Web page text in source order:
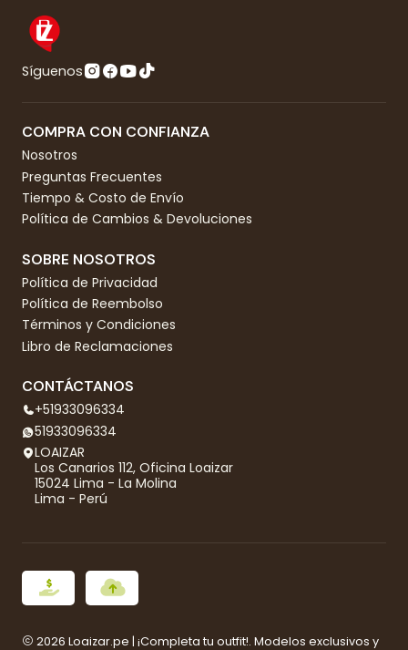
Síguenos
COMPRA CON CONFIANZA
Nosotros
Preguntas Frecuentes
Tiempo & Costo de Envío
Política de Cambios & Devoluciones
SOBRE NOSOTROS
Política de Privacidad
Política de Reembolso
Términos y Condiciones
Libro de Reclamaciones
CONTÁCTANOS
+51933096334
51933096334
LOAIZAR
Los Canarios 112, Oficina Loaizar
15024 Lima - La Molina
Lima - Perú
2026 Loaizar.pe | ¡Completa tu outfit!. Modelos exclusivos y